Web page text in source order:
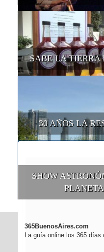
SABE LA TIERRA
30 AÑOS LA
SHOW
365BuenosAires.com
La guía online los 365 días